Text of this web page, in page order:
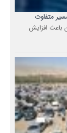
متفاوت
باعث افزایش